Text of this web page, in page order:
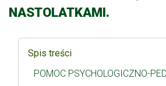
NASTOLATKAMI.
Spis treści
POMOC PSYCHOLOGICZNO-